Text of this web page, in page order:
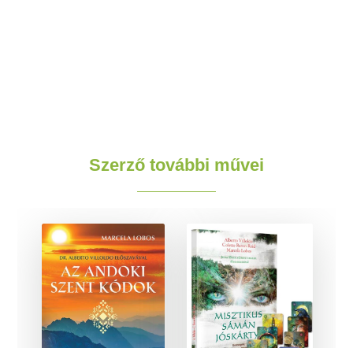
Szerző további művei